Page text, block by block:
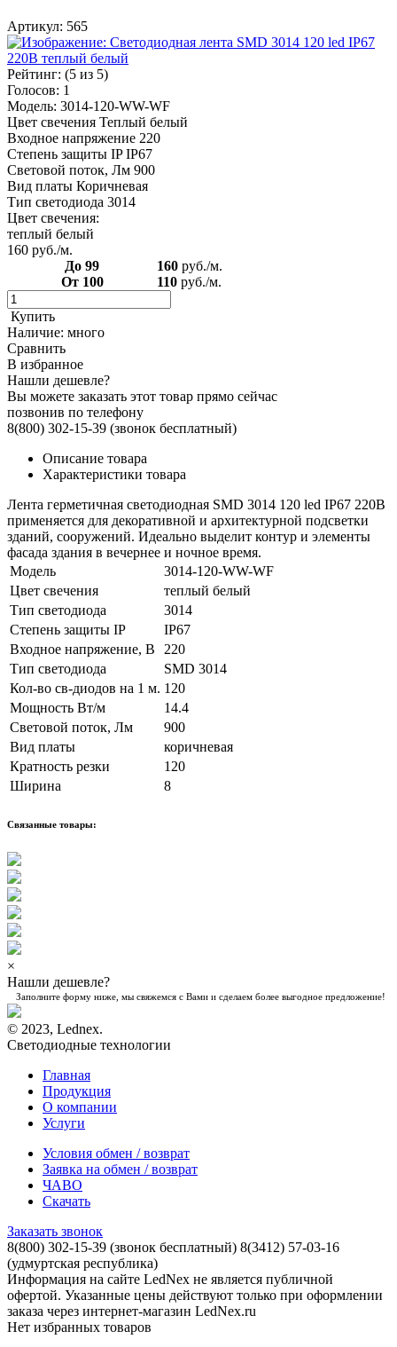
Артикул: 565
Рейтинг: (5 из 5)
Голосов: 1
Модель: 3014-120-WW-WF
Цвет свечения Теплый белый
Входное напряжение 220
Степень защиты IP IP67
Световой поток, Лм 900
Вид платы Коричневая
Тип светодиода 3014
Цвет свечения:
теплый белый
160 руб./м.
До 99
160 руб./м.
От 100
110 руб./м.
Купить
Наличие: много
Сравнить
В избранное
Нашли дешевле?
Вы можете заказать этот товар прямо сейчас
позвонив по телефону
8(800) 302-15-39 (звонок бесплатный)
Описание товара
Характеристики товара
Лента герметичная светодиодная SMD 3014 120 led IP67 220В
применяется для декоративной и архитектурной подсветки
зданий, сооружений. Идеально выделит контур и элементы
фасада здания в вечернее и ночное время.
Модель
3014-120-WW-WF
Цвет свечения
теплый белый
Тип светодиода
3014
Степень защиты IP
IP67
Входное напряжение, В
220
Тип светодиода
SMD 3014
Кол-во св-диодов на 1 м. 120
Мощность Вт/м
14.4
Световой поток, Лм
900
Вид платы
коричневая
Кратность резки
120
Ширина
8
Связанные товары:
×
Нашли дешевле?
Заполните форму ниже, мы свяжемся с Вами и сделаем более выгодное предложение!
© 2023, Lednex.
Светодиодные технологии
Главная
Продукция
О компании
Услуги
Условия обмен / возврат
Заявка на обмен / возврат
ЧАВО
Скачать
Заказать звонок
8(800) 302-15-39 (звонок бесплатный) 8(3412) 57-03-16
(удмуртская республика)
Информация на сайте LedNex не является публичной
офертой. Указанные цены действуют только при оформлении
заказа через интернет-магазин LedNex.ru
Нет избранных товаров